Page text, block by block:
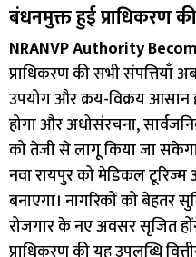
बंधनमुक्त हुई प्राधिकरण
NRANVP Authority
प्राधिकरण की सभी संपत्तियाँ
उपयोग और क्रय-विक्रय आसान
होगा और अधोसंरचना,
को तेजी से लागू किया जा
नवा रायपुर को मेडिकल
बनाएगा। नागरिकों को बेहतर
रोजगार के नए अवसर सृजित